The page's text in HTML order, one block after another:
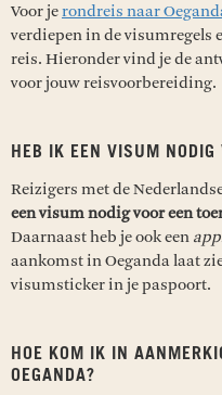
Voor jerondreis naar
verdiepen in de visumregels
reis. Hieronder vind je de
voor jouw reisvoorbereiding.
HEB IK EEN VISUM NODIG
Reizigers met de
eenvisum nodig voor een
Daarnaast heb je ook een
aankomst in Oeganda laat
visumsticker in je paspoort.
HOE KOM IK IN
OEGANDA?